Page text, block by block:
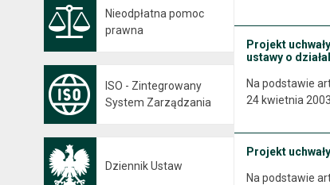
Nieodpłatna pomoc
prawna
ISO - Zintegrowany
System Zarządzania
Dziennik Ustaw
Projekt
ustawy o
Na podstawie
24 kwietnia
Projekt
Na podstawie